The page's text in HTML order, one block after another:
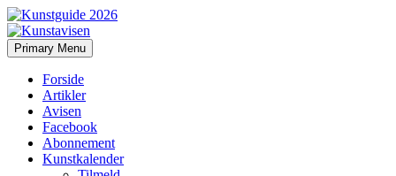
Kunstavisen
Search
Primary Menu Skip
to
Forside
Artikler
Avisen
Facebook
Abonnement
Kunstkalender